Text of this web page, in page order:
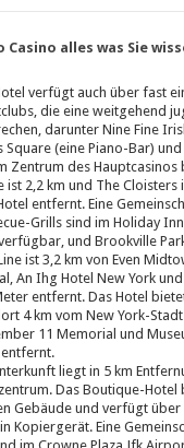
Casino alles was Sie
verfügt auch über fast
die eine weitgehend
darunter Nine Fine
Square (eine Piano-Bar)
Zentrum des Hauptcasinos
ist 2,2 km und The Cloisters
entfernt. Eine
Grills sind im Holiday
und Brookville
ist 3,2 km von Even
An Ihg Hotel New York
entfernt. Das Hotel
4 km vom New York-
11 Memorial und
liegt in 5 km
Das Boutique-Hotel
Gebäude und verfügt über
Kopiergerät. Eine